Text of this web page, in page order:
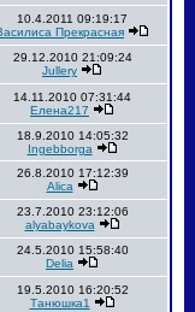
10.4.2011 09:19:17
Прекрасная
29.12.2010 21:09:24
Jullery
14.11.2010 07:31:44
Елена217
18.9.2010 14:05:32
Ingebborga
26.8.2010 17:12:39
Alica
23.7.2010 23:12:06
alyabaykova
24.5.2010 15:58:40
Delia
19.5.2010 16:20:52
Танюшка1